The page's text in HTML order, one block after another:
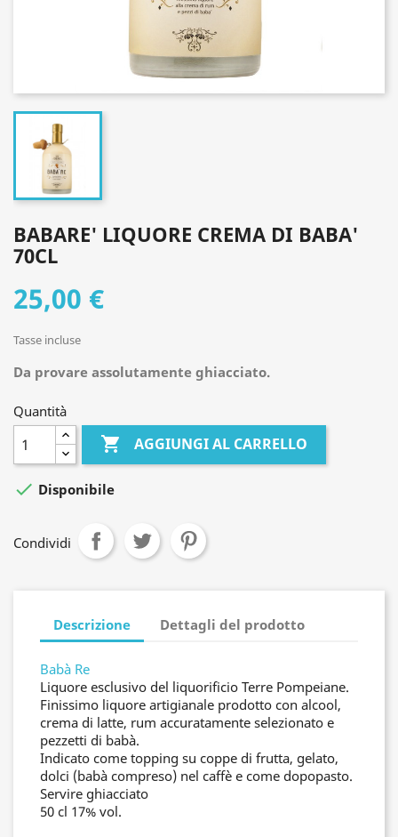
BABARE' LIQUORE CREMA DI BABA'
70CL
25,00 €
Tasse incluse
Da provare assolutamente ghiacciato.
Quantità
 AGGIUNGI AL CARRELLO
 Disponibile
Condividi
Descrizione Dettagli del prodotto
Babà Re
Liquore esclusivo del liquorificio Terre Pompeiane.
Finissimo liquore artigianale prodotto con alcool,
crema di latte, rum accuratamente selezionato e
pezzetti di babà.
Indicato come topping su coppe di frutta, gelato,
dolci (babà compreso) nel caffè e come dopopasto.
Servire ghiacciato
50 cl 17% vol.